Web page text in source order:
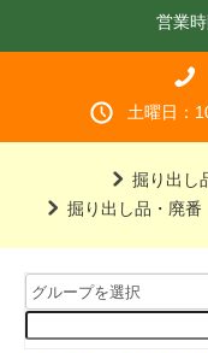
営業
土曜日：
掘り出し
掘り出し品・廃